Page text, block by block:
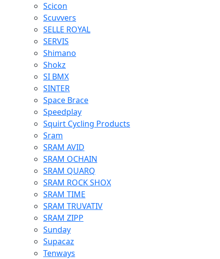
Scicon
Scuvvers
SELLE ROYAL
SERVIS
Shimano
Shokz
SI BMX
SINTER
Space Brace
Speedplay
Squirt Cycling Products
Sram
SRAM AVID
SRAM OCHAIN
SRAM QUARQ
SRAM ROCK SHOX
SRAM TIME
SRAM TRUVATIV
SRAM ZIPP
Sunday
Supacaz
Tenways